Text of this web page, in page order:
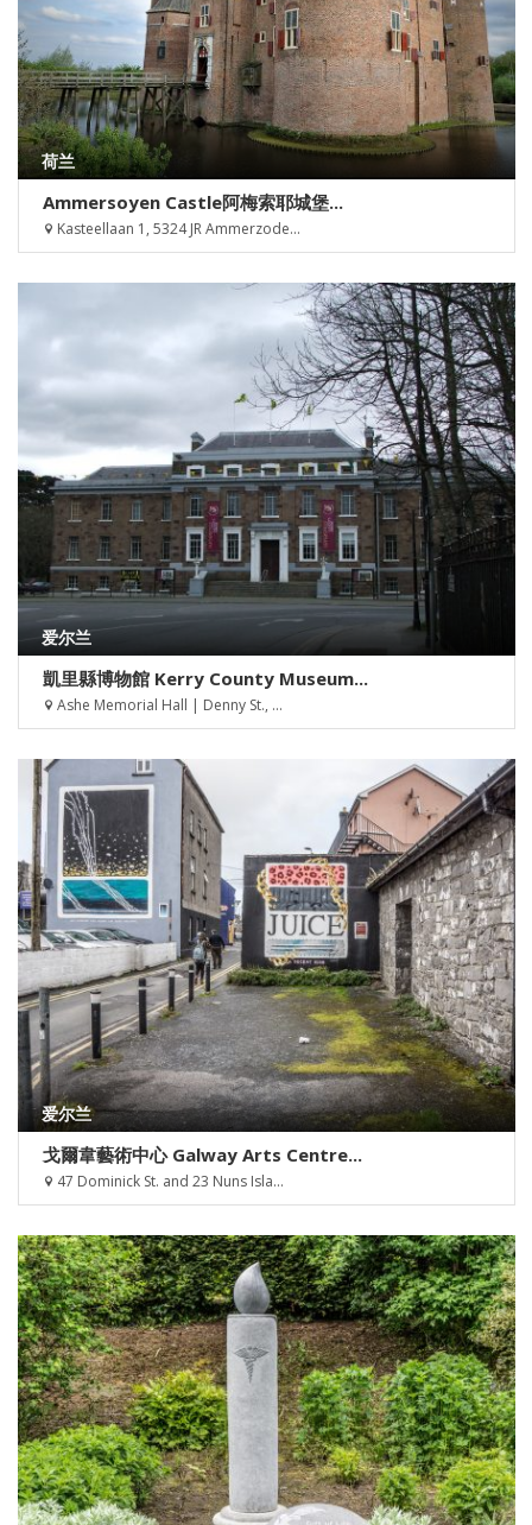
荷兰
Ammersoyen Castle阿梅索耶城堡...
Kasteellaan 1, 5324 JR Ammerzode...
爱尔兰
凱里縣博物館 Kerry County Museum...
Ashe Memorial Hall | Denny St., ...
爱尔兰
戈爾韋藝術中心 Galway Arts Centre...
47 Dominick St. and 23 Nuns Isla...